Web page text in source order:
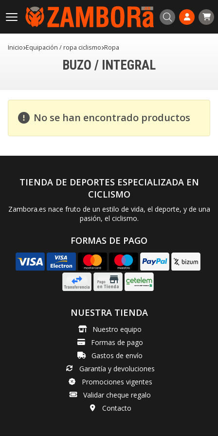
Buscar
Inicio equipación / ropa ciclismo ropa
BUZO / INTEGRAL
No se han encontrado productos
TIENDA DE DEPORTES ESPECIALIZADA EN
CICLISMO
Zambora.es nace fruto de un estilo de vida, el deporte, y de una
pasión, el ciclismo.
FORMAS DE PAGO
NUESTRA TIENDA
Nuestro equipo
Formas de pago
Gastos de envío
Garantía y devoluciones
Promociones vigentes
Validar cheque regalo
Contacto